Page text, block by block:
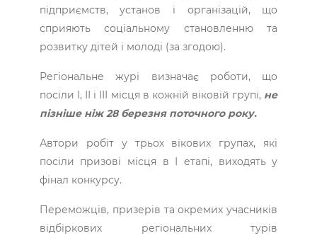
підприємств, установ і організацій, що
сприяють соціальному становленню та
розвитку дітей і молоді (за згодою).
Регіональне журі визначає роботи, що
посіли І, ІІ і ІІІ місця в кожній віковій групі, не
пізніше ніж 28 березня поточного року.
Автори робіт у трьох вікових групах, які
посіли призові місця в І етапі, виходять у
фінал конкурсу.
Переможців, призерів та окремих учасників
відбіркових регіональних турів